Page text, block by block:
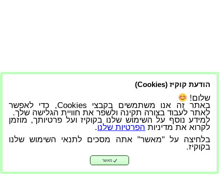
הודעת קוקיז (Cookies)
שלום!
באתר זה אנו משתמשים בקבצי Cookies, כדי לאפשר
לאתר לעבוד בצורה תקינה ולשפר את חוויית הגלישה שלך.
למידע נוסף על השימוש שלנו בקוקיז ועל פרטיותך, מוזמן
לקרוא את מדיניות הפרטיות שלנו.
בלחיצה על "מאשר" אתה מסכים לתנאי השימוש שלנו
בקוקיז.
מאשר